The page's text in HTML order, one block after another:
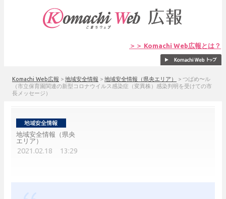
＞＞ Komachi Web広報とは？
Komachi Web広報 > 地域安全情報 > 地域安全情報（県央エリア） > つばめ〜ル
（市立保育園関連の新型コロナウイルス感染症（変異株）感染判明を受けての市
長メッセージ）
地域安全情報（県央
エリア）
2021.02.18 13:29